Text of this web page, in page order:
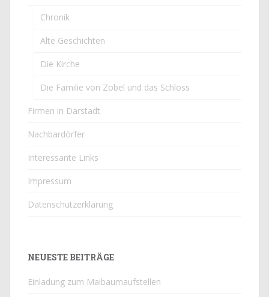
Chronik
Alte Geschichten
Die Kirche
Die Familie von Zobel und das Schloss
Firmen in Darstadt
Nachbardörfer
Interessante Links
Impressum
Datenschutzerklärung
NEUESTE BEITRÄGE
Einladung zum Maibaumaufstellen